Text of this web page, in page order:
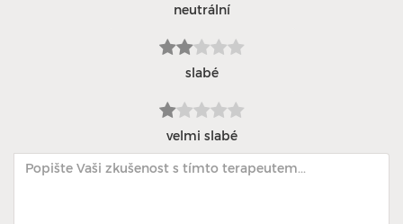
neutrální
slabé
velmi slabé